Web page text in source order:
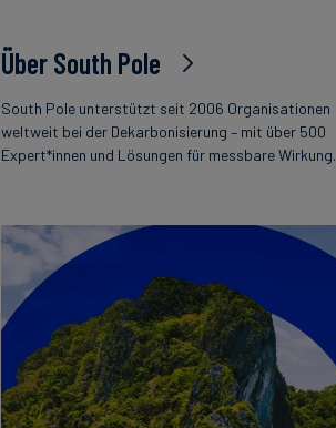
Über South Pole
South Pole unterstützt seit 2006 Organisationen
weltweit bei der Dekarbonisierung – mit über 500
Expert*innen und Lösungen für messbare Wirkung.